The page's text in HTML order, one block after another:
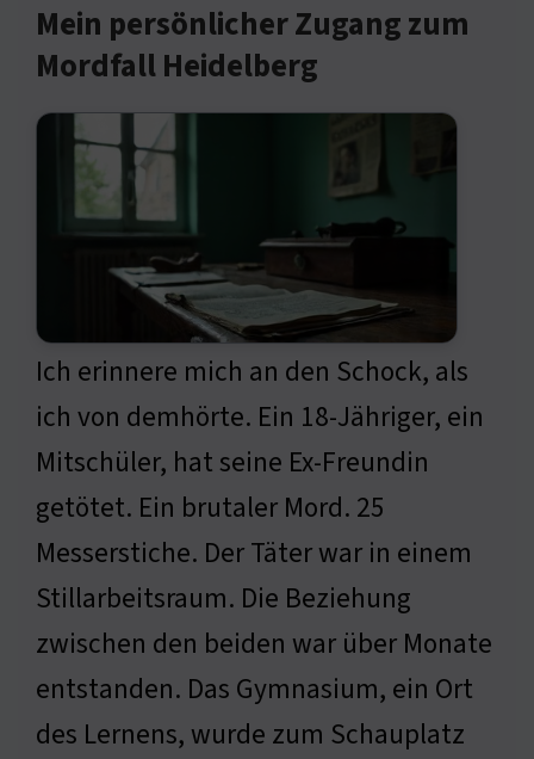
Mein persönlicher Zugang zum
Mordfall Heidelberg
Ich erinnere mich an den Schock, als
ich von demhörte. Ein 18-Jähriger, ein
Mitschüler, hat seine Ex-Freundin
getötet. Ein brutaler Mord. 25
Messerstiche. Der Täter war in einem
Stillarbeitsraum. Die Beziehung
zwischen den beiden war über Monate
entstanden. Das Gymnasium, ein Ort
des Lernens, wurde zum Schauplatz